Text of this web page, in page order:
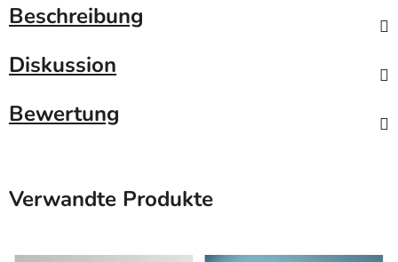
Beschreibung
Diskussion
Bewertung
Verwandte Produkte